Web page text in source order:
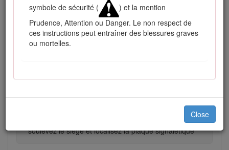
symbole de sécurité (
) et la mention
Prudence, Attention ou Danger. Le non respect de
ces instructions peut entraîner des blessures graves
ou mortelles.
Close
Emplacement des numéros de modèle et de série –
soulevez le siège et localisez la plaque signalétique